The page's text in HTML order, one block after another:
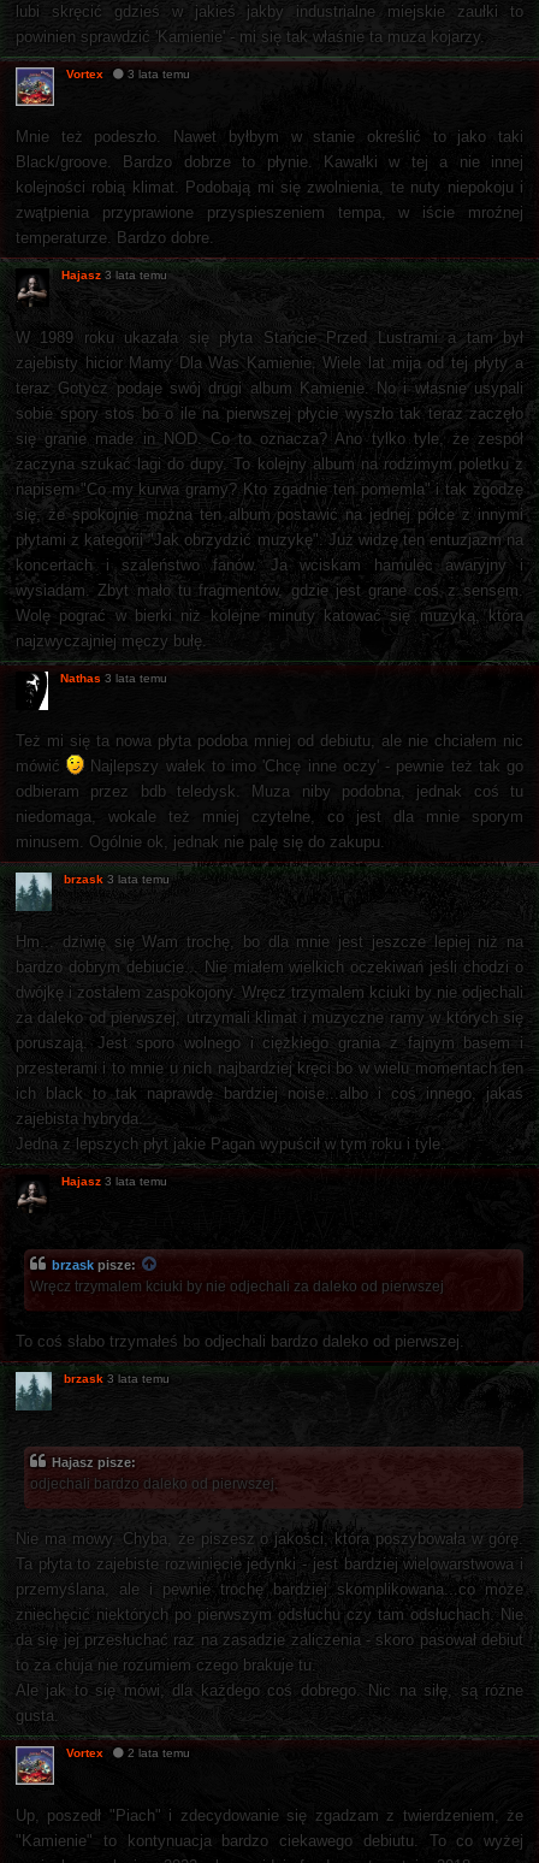
lubi skręcić gdzieś w jakieś jakby industrialne miejskie zaułki to
powinien sprawdzić 'Kamienie' - mi się tak właśnie ta muza kojarzy.
Vortex 3 lata temu
Mnie też podeszło. Nawet byłbym w stanie określić to jako taki
Black/groove. Bardzo dobrze to płynie. Kawałki w tej a nie innej
kolejności robią klimat. Podobają mi się zwolnienia, te nuty niepokoju i
zwątpienia przyprawione przyspieszeniem tempa, w iście mroźnej
temperaturze. Bardzo dobre.
Hajasz 3 lata temu
W 1989 roku ukazała się płyta Stańcie Przed Lustrami a tam był
zajebisty hicior Mamy Dla Was Kamienie. Wiele lat mija od tej płyty a
teraz Gotycz podaje swój drugi album Kamienie. No i własnie usypali
sobie spory stos bo o ile na pierwszej płycie wyszło tak teraz zaczęło
się granie made in NOD. Co to oznacza? Ano tylko tyle, że zespół
zaczyna szukać lagi do dupy. To kolejny album na rodzimym poletku z
napisem "Co my kurwa gramy? Kto zgadnie ten pomemla" i tak zgodzę
się, że spokojnie można ten album postawić na jednej półce z innymi
płytami z kategorii "Jak obrzydzić muzykę". Już widzę ten entuzjazm na
koncertach i szaleństwo fanów. Ja wciskam hamulec awaryjny i
wysiadam. Zbyt mało tu fragmentów, gdzie jest grane coś z sensem.
Wolę pograć w bierki niż kolejne minuty katować się muzyką, która
najzwyczajniej męczy bułę.
Nathas 3 lata temu
Też mi się ta nowa płyta podoba mniej od debiutu, ale nie chciałem nic
mówić
Najlepszy wałek to imo 'Chcę inne oczy' - pewnie też tak go
odbieram przez bdb teledysk. Muza niby podobna, jednak coś tu
niedomaga, wokale też mniej czytelne, co jest dla mnie sporym
minusem. Ogólnie ok, jednak nie palę się do zakupu.
brzask 3 lata temu
Hm... dziwię się Wam trochę, bo dla mnie jest jeszcze lepiej niż na
bardzo dobrym debiucie... Nie miałem wielkich oczekiwań jeśli chodzi o
dwójkę i zostałem zaspokojony. Wręcz trzymalem kciuki by nie odjechali
za daleko od pierwszej, utrzymali klimat i muzyczne ramy w których się
poruszają. Jest sporo wolnego i ciężkiego grania z fajnym basem i
przesterami i to mnie u nich najbardziej kręci bo w wielu momentach ten
ich black to tak naprawdę bardziej noise...albo i coś innego, jakaś
zajebista hybryda.
Jedna z lepszych płyt jakie Pagan wypuścił w tym roku i tyle.
Hajasz 3 lata temu
brzask pisze:
Wręcz trzymalem kciuki by nie odjechali za daleko od pierwszej
To coś słabo trzymałeś bo odjechali bardzo daleko od pierwszej.
brzask 3 lata temu
Hajasz pisze:
odjechali bardzo daleko od pierwszej.
Nie ma mowy. Chyba, że piszesz o jakości, która poszybowała w górę.
Ta płyta to zajebiste rozwinięcie jedynki - jest bardziej wielowarstwowa i
przemyślana, ale i pewnie trochę bardziej skomplikowana...co może
zniechęcić niektórych po pierwszym odsłuchu czy tam odsłuchach. Nie
da się jej przesłuchać raz na zasadzie zaliczenia - skoro pasował debiut
to za chuja nie rozumiem czego brakuje tu.
Ale jak to się mówi, dla każdego coś dobrego. Nic na siłę, są różne
gusta.
Vortex 2 lata temu
Up, poszedł "Piach" i zdecydowanie się zgadzam z twierdzeniem, że
"Kamienie" to kontynuacja bardzo ciekawego debiutu. To co wyżej